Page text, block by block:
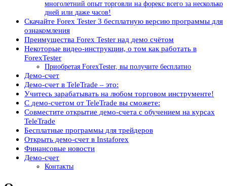
многолетний опыт торговли на форекс всего за несколько
дней или даже часов!
Скачайте Forex Tester 3 бесплатную версию программы для
ознакомления
Преимущества Forex Tester над демо счётом
Некоторые видео-инструкции, о том как работать в
ForexTester
Приобретая ForexTester, вы получите бесплатно
Демо-счет
Демо-счет в TeleTrade – это:
Учитесь зарабатывать на любом торговом инструменте!
С демо-счетом от TeleTrade вы сможете:
Совместите открытие демо-счета с обучением на курсах
TeleTrade
Бесплатные программы для трейдеров
Открыть демо-счет в Instaforex
Финансовые новости
Демо-счет
Контакты